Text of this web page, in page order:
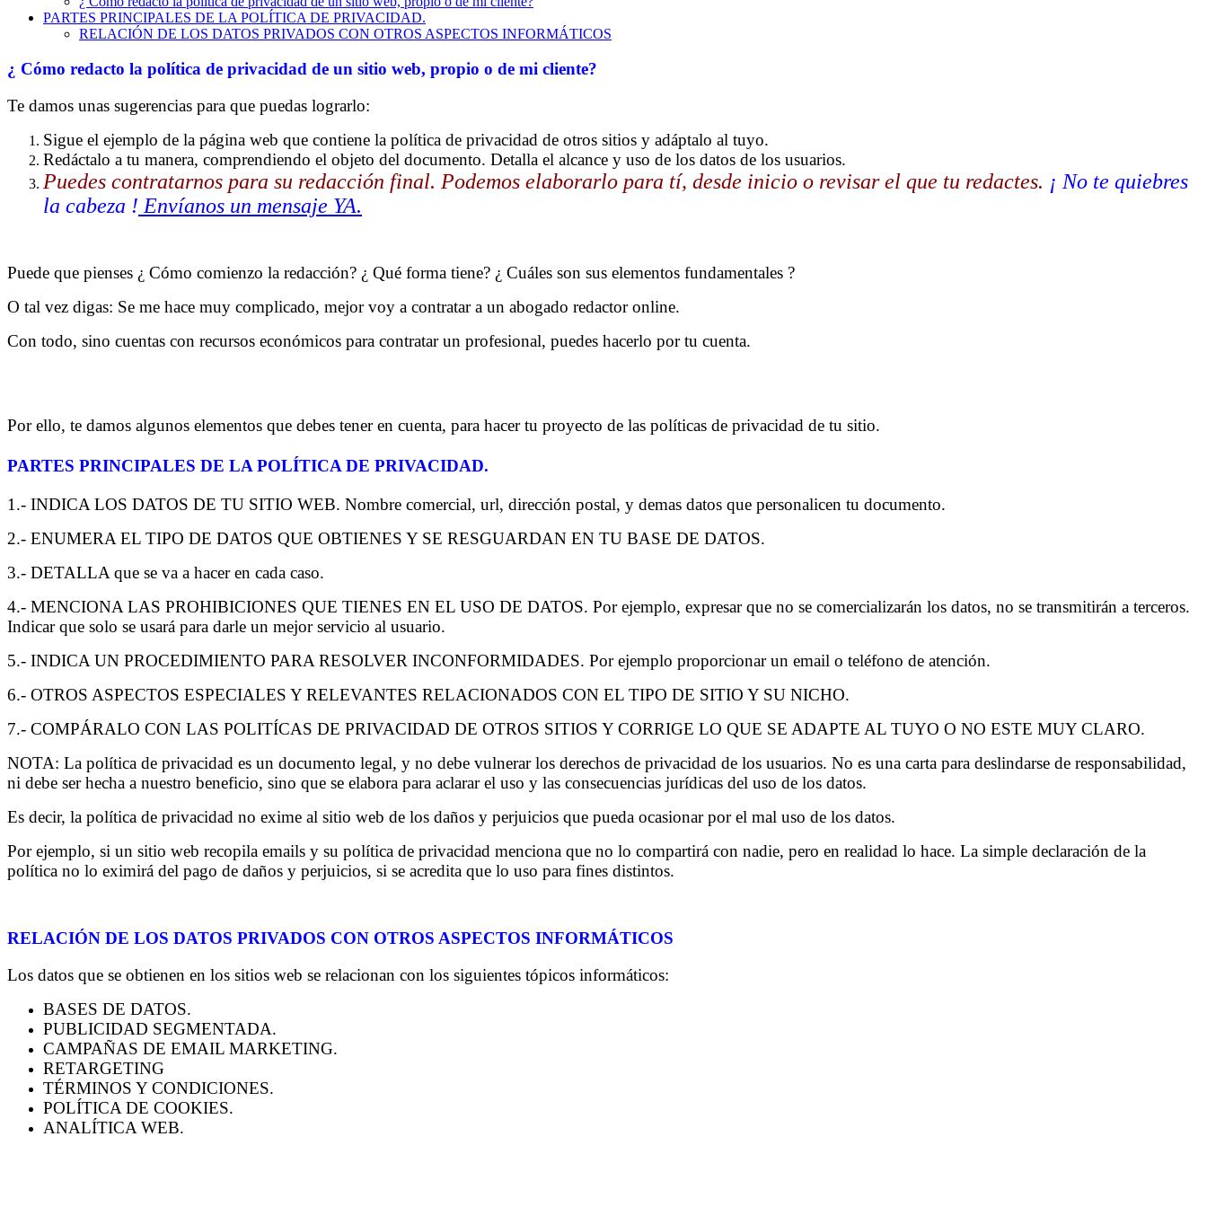
Puede que pienses ¿ Cómo comienzo la redacción? ¿ Qué forma tiene? ¿ Cuáles son sus elementos fundamentales ?
Por ello, te damos algunos elementos que debes tener en cuenta, para hacer tu proyecto de las políticas de privacidad de tu sitio.
Indicar que solo se usará para darle un mejor servicio al usuario.
7.- COMPÁRALO CON LAS POLITÍCAS DE PRIVACIDAD DE OTROS SITIOS Y CORRIGE LO QUE SE ADAPTE AL TUYO O NO ESTE MUY CLARO.
NOTA: La política de privacidad es un documento legal, y no debe vulnerar los derechos de privacidad de los usuarios. No es una carta para deslindarse de responsabilidad,
ni debe ser hecha a nuestro beneficio, sino que se elabora para aclarar el uso y las consecuencias jurídicas del uso de los datos.
Es decir, la política de privacidad no exime al sitio web de los daños y perjuicios que pueda ocasionar por el mal uso de los datos.
Por ejemplo, si un sitio web recopila emails y su política de privacidad menciona que no lo compartirá con nadie, pero en realidad lo hace. La simple declaración de la
política no lo eximirá del pago de daños y perjuicios, si se acredita que lo uso para fines distintos.
RELACIÓN DE LOS DATOS PRIVADOS CON OTROS ASPECTOS INFORMÁTICOS
Los datos que se obtienen en los sitios web se relacionan con los siguientes tópicos informáticos:
PUBLICIDAD SEGMENTADA.
RETARGETING
TÉRMINOS Y CONDICIONES.
Otro aspecto relevante, es que la mayoría de Estados y Países no cuentan con legislaciones que regulen el uso de datos, la privacidad y sus alcances.
Muchas plataformas obtienen millones de datos, los clasifican, segmentan y comercializan, para ser usados en publicidad.
Sin regulación jurídica, la palabra de las plataformas es ley. Banean cuentas a sus clientes, pero siguen conservando los datos personales de los usuarios. No existen
procedimientos para que el usuario pida la cancelación total de sus datos de la plataforma. Ni se respeta el derecho al olvido.
Muchos sitios web tienen botones o casillas de verificación, para que el usuario acepte las políticas de privacidad y los términos y condiciones. Pero carecen de botones y